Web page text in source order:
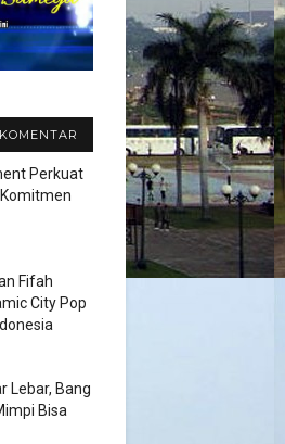
KOMENTAR
Perkuat
Fifah
City Pop
Lebar, Bang
Bisa